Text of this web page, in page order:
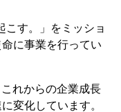
こす。」をミッショ
に事業を行ってい
れからの企業成長
変化しています。